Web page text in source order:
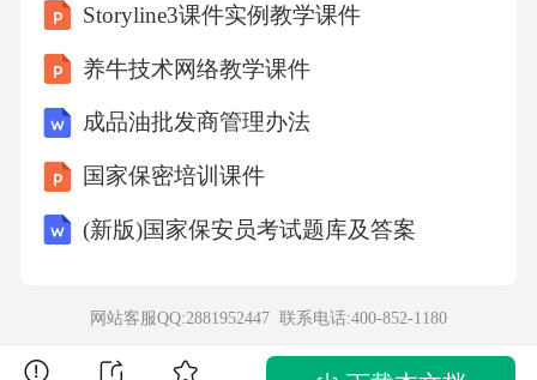
恢复良好，未再发心血管事件疑难病例五：肥
厚型梗阻性心肌病综合治疗LVOT压差改善85m
mHg术前静息25mmHg术后3个月↓70.6%压差显
概况患者男性，45岁，肥厚型梗阻性心肌病，
静息LVOT压差85mmHg，反复晕厥，药物治疗
高室间隔厚度达28mm，消融效果不确定患者对
外科手术有顾虑处理策略术前详细评估，心脏
Storyline3课件实例教学课件
养牛技术网络教学课件
成品油批发商管理办法
国家保密培训课件
(新版)国家保安员考试题库及答案
网站客服QQ:2881952447 联系电话:400-852-1180